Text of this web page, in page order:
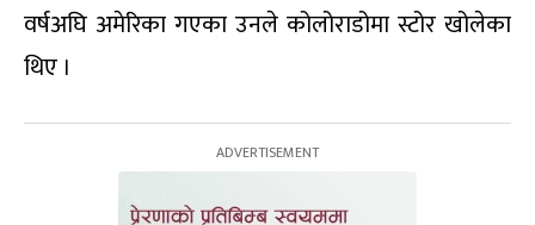
वर्षअघि अमेरिका गएका उनले कोलोराडोमा स्टोर खोलेका
थिए ।